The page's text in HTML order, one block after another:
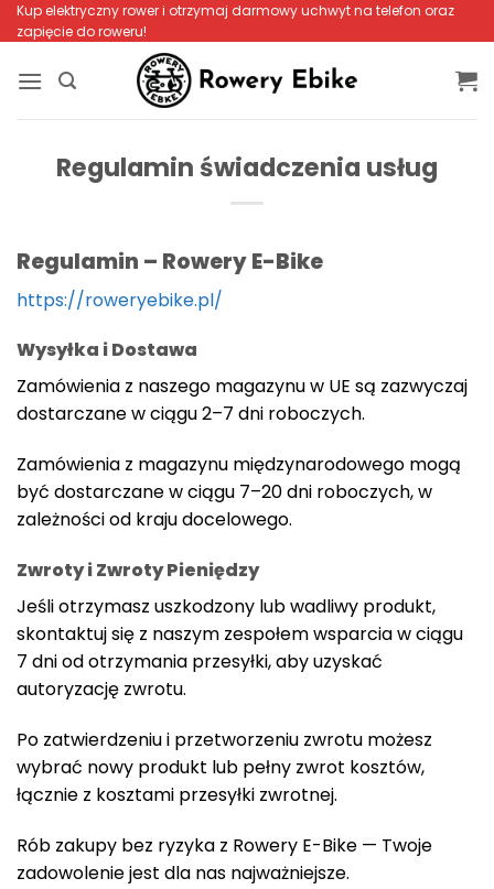
Przewiń
do
zawartości
Kup elektryczny rower i otrzymaj darmowy uchwyt na telefon oraz
zapięcie do roweru!
Regulamin świadczenia usług
Regulamin – Rowery E-Bike
https://roweryebike.pl/
Wysyłka i Dostawa
Zamówienia z naszego magazynu w UE są zazwyczaj
dostarczane w ciągu 2–7 dni roboczych.
Zamówienia z magazynu międzynarodowego mogą
być dostarczane w ciągu 7–20 dni roboczych, w
zależności od kraju docelowego.
Zwroty i Zwroty Pieniędzy
Jeśli otrzymasz uszkodzony lub wadliwy produkt,
skontaktuj się z naszym zespołem wsparcia w ciągu
7 dni od otrzymania przesyłki, aby uzyskać
autoryzację zwrotu.
Po zatwierdzeniu i przetworzeniu zwrotu możesz
wybrać nowy produkt lub pełny zwrot kosztów,
łącznie z kosztami przesyłki zwrotnej.
Rób zakupy bez ryzyka z Rowery E-Bike — Twoje
zadowolenie jest dla nas najważniejsze.